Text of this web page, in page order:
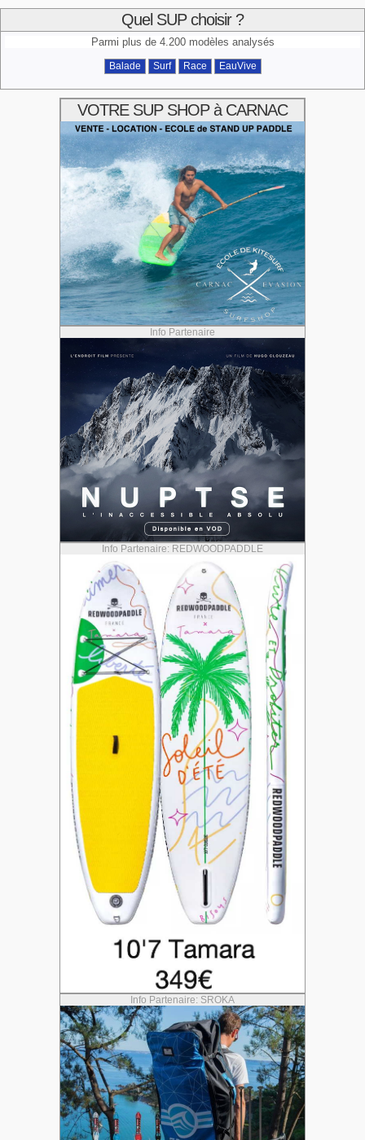
Quel SUP choisir ?
Parmi plus de 4.200 modèles analysés
Balade Surf Race EauVive
VOTRE SUP SHOP à CARNAC
Info Partenaire
Info Partenaire: REDWOODPADDLE
Info Partenaire: SROKA